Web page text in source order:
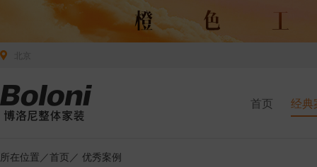
首页 经典
所在位置／首页 ／ 优秀案例